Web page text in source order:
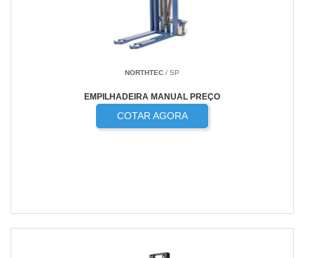
NORTHTEC / SP
EMPILHADEIRA MANUAL PREÇO
COTAR AGORA